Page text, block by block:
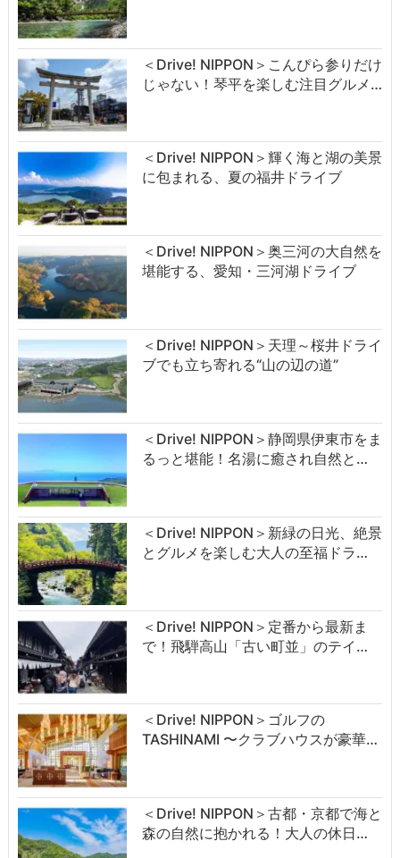
＜Drive! NIPPON＞こんぴら参りだけ
じゃない！琴平を楽しむ注目グルメ…
＜Drive! NIPPON＞輝く海と湖の美景
に包まれる、夏の福井ドライブ
＜Drive! NIPPON＞奥三河の大自然を
堪能する、愛知・三河湖ドライブ
＜Drive! NIPPON＞天理～桜井ドライ
ブでも立ち寄れる“山の辺の道”
＜Drive! NIPPON＞静岡県伊東市をま
るっと堪能！名湯に癒され自然と…
＜Drive! NIPPON＞新緑の日光、絶景
とグルメを楽しむ大人の至福ドラ…
＜Drive! NIPPON＞定番から最新ま
で！飛騨高山「古い町並」のテイ…
＜Drive! NIPPON＞ゴルフの
TASHINAMI 〜クラブハウスが豪華…
＜Drive! NIPPON＞古都・京都で海と
森の自然に抱かれる！大人の休日…